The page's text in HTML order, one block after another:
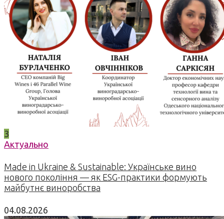
3
Актуально
Made in Ukraine & Sustainable: Українське вино
нового покоління — як ESG-практики формують
майбутнє виноробства
04.08.2026